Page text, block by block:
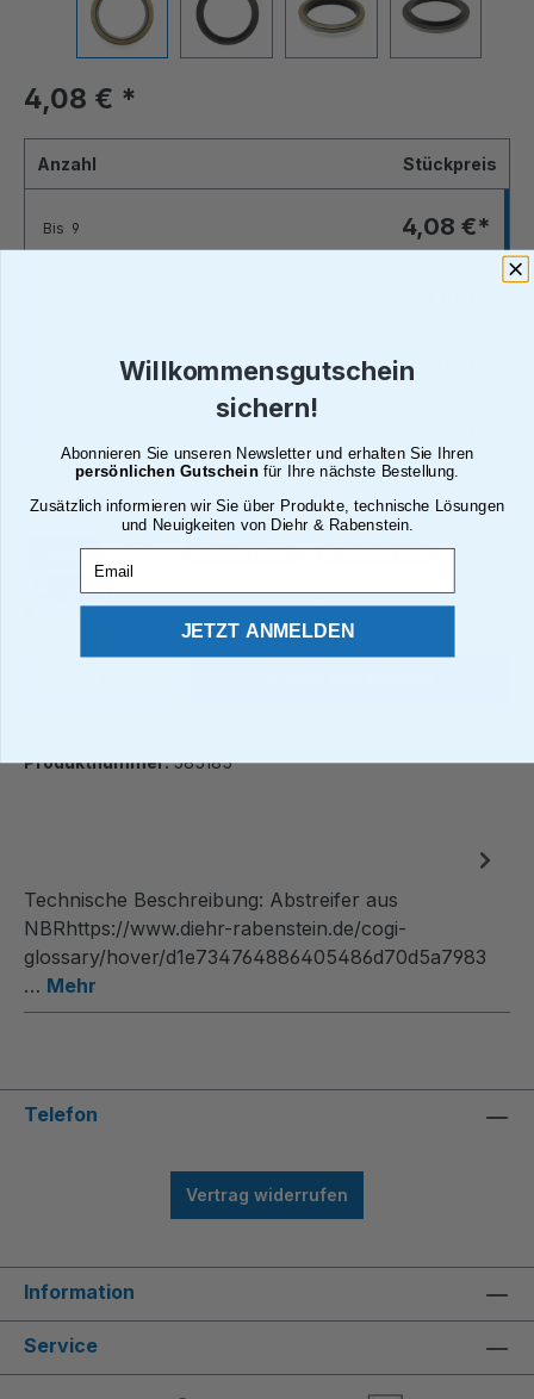
4,08 € *
Anzahl Stückpreis
Bis 9 4,08 €*
Alle Preise inkl. gesetzl. Mehrwertsteuer zzgl. Versandkosten
Brutto Netto Paketversand
Deutsche Post
Abholung
Sofort verfügbar, Lieferzeit: 2 - 4 Tage¹
Produktnummer:585185
Technische Beschreibung: Abstreifer aus
NBRhttps://www.diehr-rabenstein.de/cogi-
glossary/hover/d1e734764886405486d70d5a7983
… Mehr
Telefon
Vertrag widerrufen
Information
Service
Willkommensgutschein
sichern!
Abonnieren Sie unseren Newsletter und erhalten Sie Ihren
persönlichen Gutscheinfür Ihre nächste Bestellung.
Zusätzlich informieren wir Sie über Produkte, technische Lösungen
und Neuigkeiten von Diehr & Rabenstein.
JETZT ANMELDEN